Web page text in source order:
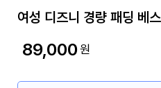
여성 디즈니 경량 패딩
89,000원